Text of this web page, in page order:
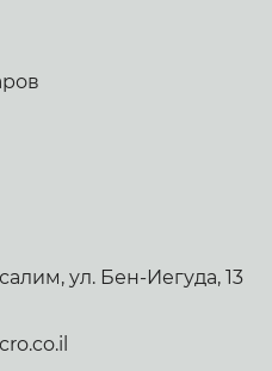
ул. Бен-Иегуда, 13